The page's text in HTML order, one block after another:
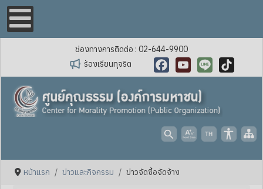
ช่องทางการติดต่อ : 02-644-9900
ร้องเรียนทุจริต
Facebook
YouTube
Line TikTok
หน้าแรก ข่าวและกิจกรรม ข่าวจัดซื้อจัดจ้าง